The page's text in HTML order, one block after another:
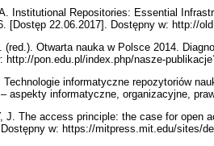
Institutional Repositories: Essential
[Dostęp 22.06.2017]. Dostępny w: http://
(red.). Otwarta nauka w Polsce 2014.
http://pon.edu.pl/index.php/nasze-
Technologie informatyczne repozytoriów
aspekty informatyczne, organizacyjne,
J. The access principle: the case for open
w: https://mitpress.mit.edu/sites/